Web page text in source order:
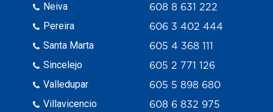
Neiva
Pereira
Santa Marta
Sincelejo
Valledupar
Villavicencio
608 8 631 222
606 3 402 444
605 4 368 111
605 2 771 126
605 5 898 680
608 6 832 975